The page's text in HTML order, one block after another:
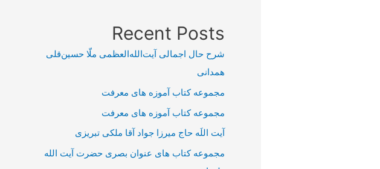
Recent Posts
شرح حال اجمالی آیت‌الله‌العظمی ملّا حسین‌قلی
همدانی
مجموعه کتاب آموزه های معرفت
مجموعه کتاب آموزه های معرفت
آیت اللَه حاج میرزا جواد آقا ملکی تبریزی
مجموعه کتاب های عنوان بصری حضرت آیت الله